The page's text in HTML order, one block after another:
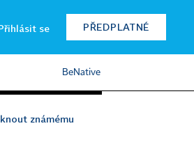
se PŘEDPLATNÉ
BeNative
známému